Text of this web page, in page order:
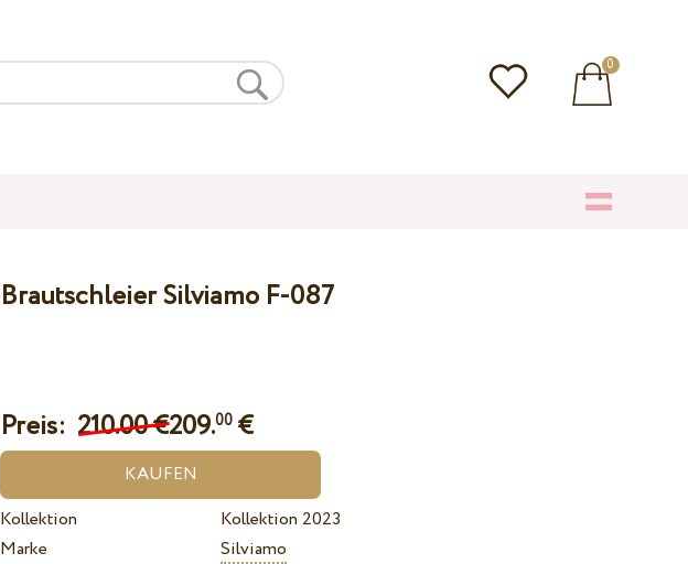
0
Brautschleier Silviamo F-087
Preis: 210.00 €209.00 €
Kollektion
Kollektion 2023
Marke
Silviamo